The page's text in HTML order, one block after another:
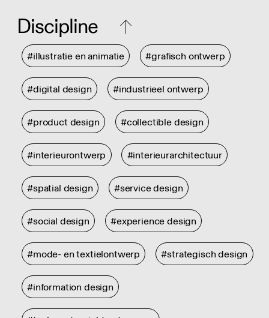
Discipline
#illustratie en animatie #grafisch ontwerp
#digital design #industrieel ontwerp
#product design #collectible design
#interieurontwerp #interieurarchitectuur
#spatial design #service design
#social design #experience design
#mode- en textielontwerp #strategisch design
#information design